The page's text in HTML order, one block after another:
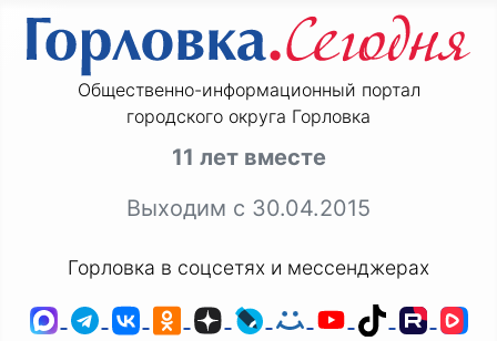
Общественно-информационный портал
городского округа Горловка
11 лет вместе
Выходим с 30.04.2015
Горловка в соцсетях и мессенджерах
MAXTelegram
ВКонтакте
Одноклассники
ДзенLiveJournal
Мой Мир
YouTube
TikTok